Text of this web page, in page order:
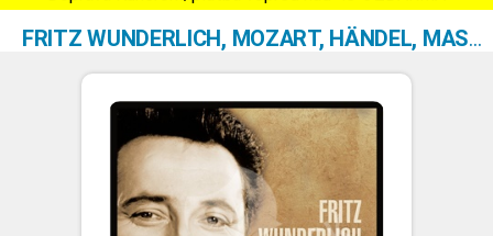
FRITZ WUNDERLICH, MOZART, HÄNDEL, MASSENTE, LEHAR